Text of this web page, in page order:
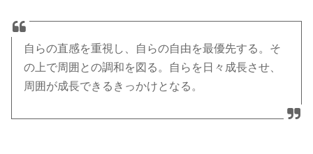
自らの直感を重視し、自らの自由を最優先する。そ
の上で周囲との調和を図る。自らを日々成長させ、
周囲が成長できるきっかけとなる。